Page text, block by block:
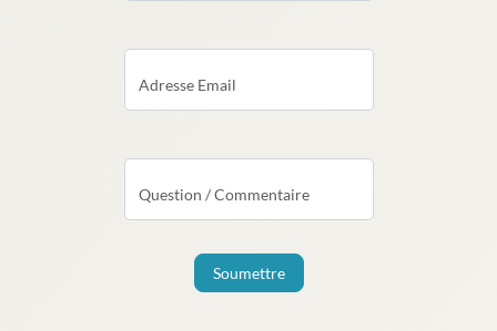
Adresse Email
Question / Commentaire
Soumettre